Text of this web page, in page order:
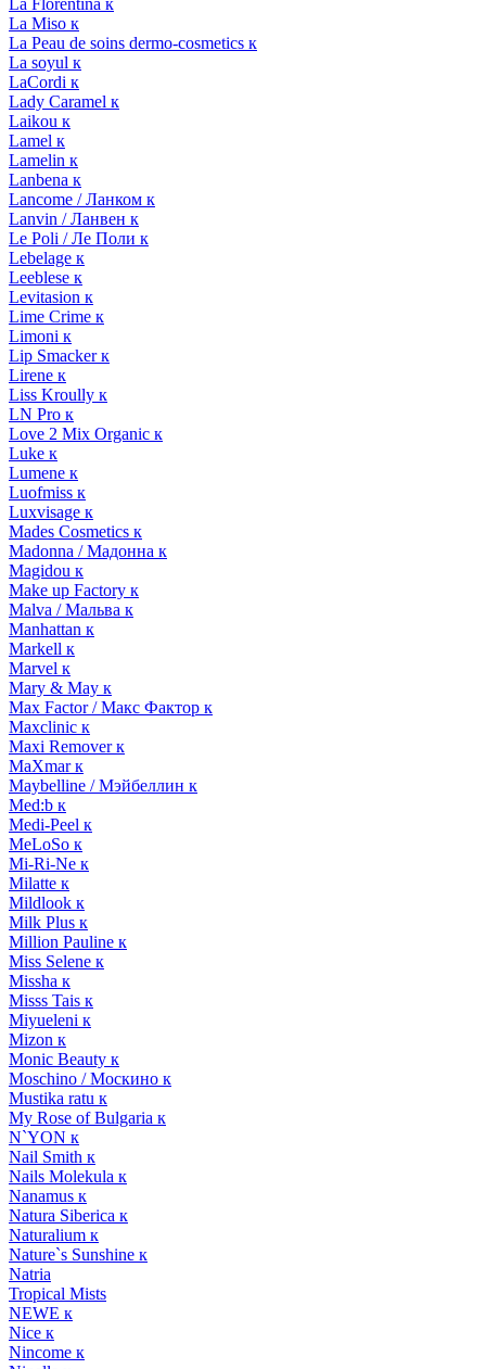
La Florentina к
La Miso к
La Peau de soins dermo-cosmetics к
La soyul к
LaCordi к
Lady Caramel к
Laikou к
Lamel к
Lamelin к
Lanbena к
Lancome / Ланком к
Lanvin / Ланвен к
Le Poli / Ле Поли к
Lebelage к
Leeblese к
Levitasion к
Lime Crime к
Limoni к
Lip Smacker к
Lirene к
Liss Kroully к
LN Pro к
Love 2 Mix Organic к
Luke к
Lumene к
Luofmiss к
Luxvisage к
Mades Cosmetics к
Madonna / Мадонна к
Magidou к
Make up Factory к
Malva / Мальва к
Manhattan к
Markell к
Marvel к
Mary & May к
Max Factor / Макс Фактор к
Maxclinic к
Maxi Remover к
MaXmar к
Maybelline / Мэйбеллин к
Med:b к
Medi-Peel к
MeLoSo к
Mi-Ri-Ne к
Milatte к
Mildlook к
Milk Plus к
Million Pauline к
Miss Selene к
Missha к
Misss Tais к
Miyueleni к
Mizon к
Monic Beauty к
Moschino / Москино к
Mustika ratu к
My Rose of Bulgaria к
N`YON к
Nail Smith к
Nails Molekula к
Nanamus к
Natura Siberica к
Naturalium к
Nature`s Sunshine к
Natria
Tropical Mists
NEWE к
Nice к
Nincome к